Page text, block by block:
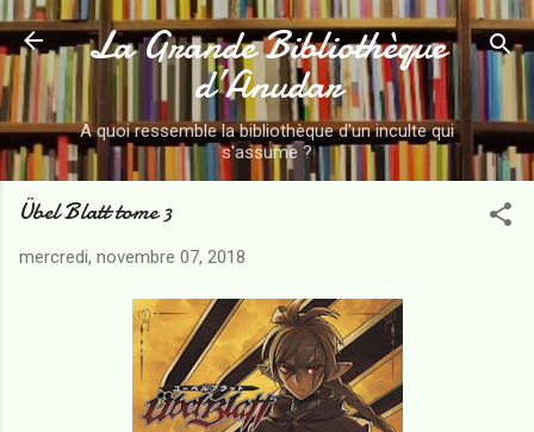
Accéder au contenu principal
La Grande Bibliothèque
d’Anudar
A quoi ressemble la bibliothèque d'un inculte qui
s'assume ?
Übel Blatt tome 3
mercredi, novembre 07, 2018